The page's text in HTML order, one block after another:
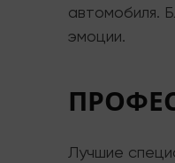
автомобиля.
эмоции.
Лучшие